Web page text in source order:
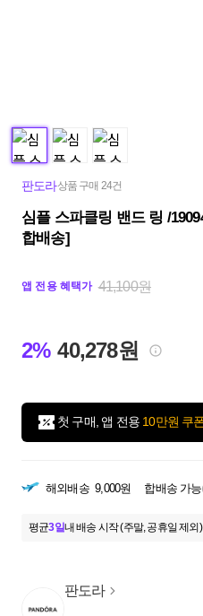
판도라상품 구매 24건
심플 스파클링 밴드 링 /
합배송]
앱 전용 혜택가 41,100원
2% 40,278원
첫 구매, 앱 전용 10만원 쿠
해외배송 9,000원 합배송 가능
평균3일내 배송 시작 (주말, 공휴일 제외)
판도라